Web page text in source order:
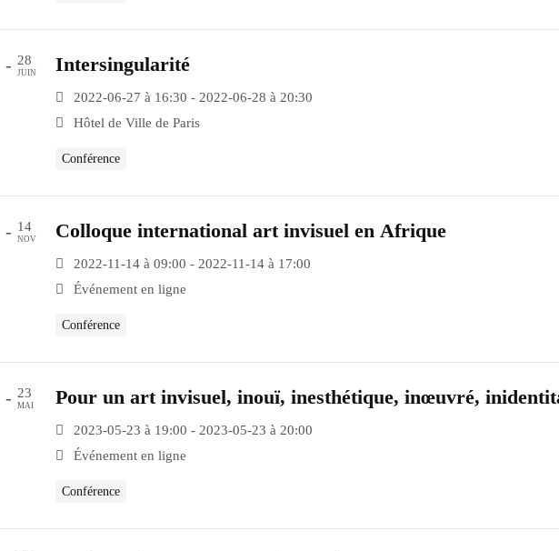
- 28
JUIN Intersingularité
2022-06-27 à 16:30 - 2022-06-28 à 20:30
Hôtel de Ville de Paris
Conférence
- 14
NOV Colloque international art invisuel en Afrique
2022-11-14 à 09:00 - 2022-11-14 à 17:00
Événement en ligne
Conférence
- 23
MAI Pour un art invisuel, inouï, inesthétique, inœuvré,
2023-05-23 à 19:00 - 2023-05-23 à 20:00
Événement en ligne
Conférence